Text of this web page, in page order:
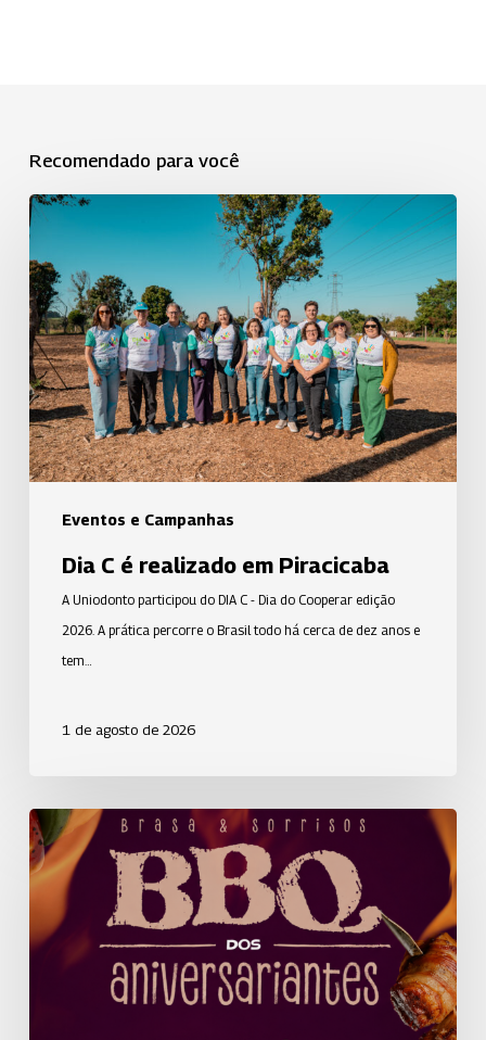
Recomendado para você
Eventos e Campanhas
Dia
C
é
realizado
em
Piracicaba
Dia C é realizado em Piracicaba
A Uniodonto participou do DIA C - Dia do Cooperar edição
2026. A prática percorre o Brasil todo há cerca de dez anos e
tem…
1 de agosto de 2026
Alegria,
música
e
sabores
marcam